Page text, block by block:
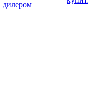
дилером